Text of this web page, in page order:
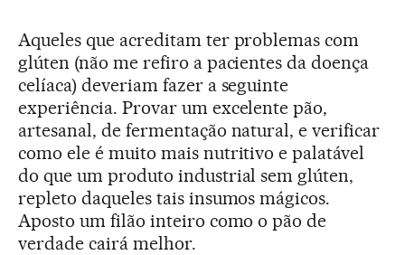
Aqueles que acreditam ter problemas com
glúten (não me refiro a pacientes da doença
celíaca) deveriam fazer a seguinte
experiência. Provar um excelente pão,
artesanal, de fermentação natural, e verificar
como ele é muito mais nutritivo e palatável
do que um produto industrial sem glúten,
repleto daqueles tais insumos mágicos.
Aposto um filão inteiro como o pão de
verdade cairá melhor.